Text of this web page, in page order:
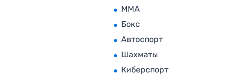
MMA
Бокс
Автоспорт
Шахматы
Киберспорт